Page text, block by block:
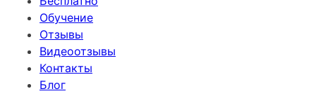
Обучение
Отзывы
Видеоотзывы
Контакты
Блог